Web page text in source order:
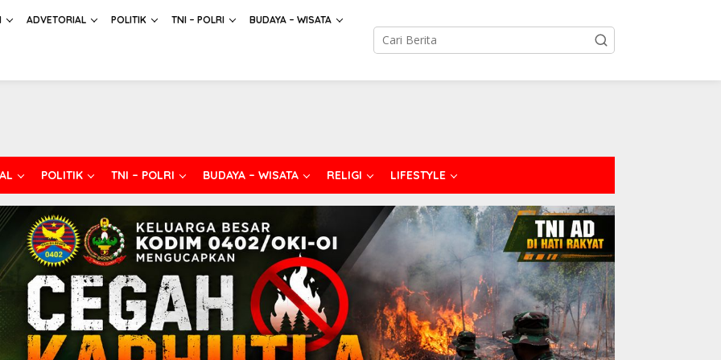
ADVETORIAL POLITIK TNI – POLRI BUDAYA – WISATA
POLITIK TNI – POLRI BUDAYA – WISATA RELIGI LIFESTYLE